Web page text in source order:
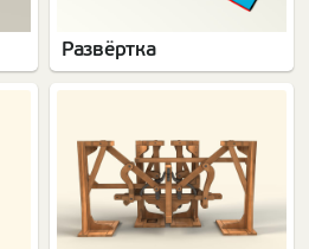
Развёртка